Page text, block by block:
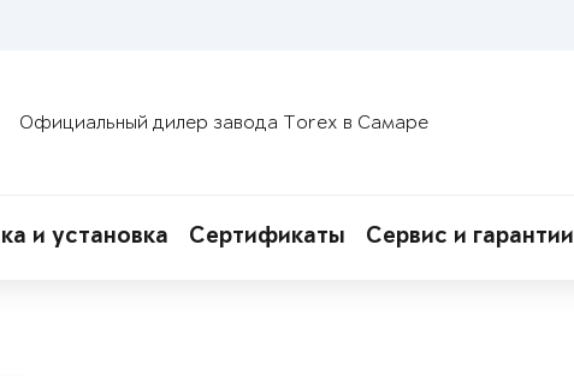
Официальный дилер завода Torex в Самаре
и установка Сертификаты Сервис и гарантии